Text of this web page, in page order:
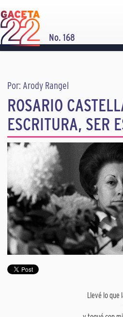
No. 168
Por: Arody Rangel
ROSARIO
ESCRITURA, SER
Llevé lo que